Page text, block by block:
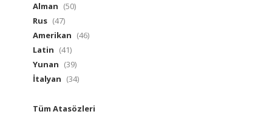
Alman (50)
Rus (47)
Amerikan (46)
Latin (41)
Yunan (39)
İtalyan (34)
Tüm Atasözleri